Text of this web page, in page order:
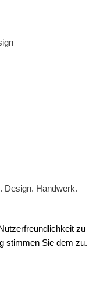
Design. Handwerk.
zu
stimmen Sie dem zu.